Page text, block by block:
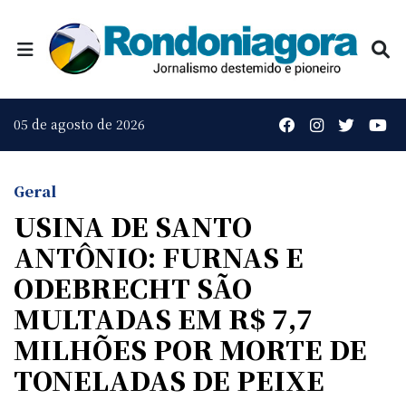
05 de agosto de 2026
Geral
USINA DE SANTO
ANTÔNIO: FURNAS E
ODEBRECHT SÃO
MULTADAS EM R$ 7,7
MILHÕES POR MORTE DE
TONELADAS DE PEIXE